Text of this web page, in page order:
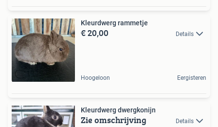
Kleurdwerg rammetje
€ 20,00 Details
Hoogeloon Eergisteren
Kleurdwerg dwergkonijn
Zie omschrijving Details